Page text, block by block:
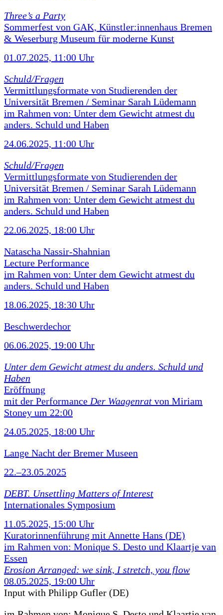
Three’s a Party
Sommerfest von GAK, Künstler:innenhaus Bremen
& Weserburg Museum für moderne Kunst
01.07.2025, 11:00 Uhr
Schuld/Fragen
Vermittlungsformate von Studierenden der
Universität Bremen / Seminar Sarah Lüdemann
im Rahmen von: Unter dem Gewicht atmest du
anders. Schuld und Haben
24.06.2025, 11:00 Uhr
Schuld/Fragen
Vermittlungsformate von Studierenden der
Universität Bremen / Seminar Sarah Lüdemann
im Rahmen von: Unter dem Gewicht atmest du
anders. Schuld und Haben
22.06.2025, 18:00 Uhr
Natascha Nassir-Shahnian
Lecture Performance
im Rahmen von: Unter dem Gewicht atmest du
anders. Schuld und Haben
18.06.2025, 18:30 Uhr
Beschwerdechor
06.06.2025, 19:00 Uhr
Unter dem Gewicht atmest du anders. Schuld und
Haben
Eröffnung
mit der Performance Der Waagenrat von Miriam
Stoney um 22:00
24.05.2025, 18:00 Uhr
Lange Nacht der Bremer Museen
22.–23.05.2025
DEBT. Unsettling Matters of Interest
Internationales Symposium
11.05.2025, 15:00 Uhr
Kuratorinnenführung mit Annette Hans (DE)
im Rahmen von: Monique S. Desto und Klaartje van
Essen
Erosion Arranged: we sink, I stretch, you flow
08.05.2025, 19:00 Uhr
Input with Philipp Gufler (DE)